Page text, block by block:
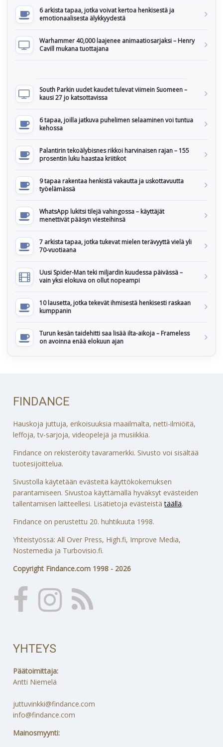
6 arkista tapaa, jotka voivat kertoa henkisestä ja
emotionaalisesta älykkyydestä
Warhammer 40,000 laajenee animaatiosarjaksi – Henry
Cavill mukana tuottajana
South Parkin uudet kaudet tulevat viimein Suomeen –
kausi 27 jo katsottavissa
6 tapaa, joilla jatkuva puhelimen selaaminen voi tuntua
kehossa
Palantirin tekoälybisnes rikkoi harvinaisen rajan – 155
prosentin luku haastaa kriitikot
9 tapaa rakentaa henkistä vakautta ja uskottavuutta
työelämässä
WhatsApp lukitsi tilejä vahingossa – käyttäjät
menettivät pääsyn viesteihinsä
7 arkista tapaa, jotka tukevat mielen terävyyttä vielä yli
70-vuotiaana
Uusi Spider-Man teki miljardin kuudessa päivässä –
vain yksi elokuva on ollut nopeampi
10 lausetta, jotka tekevät ihmisestä henkisesti raskaan
kumppanin
Turun kesän taidehitti saa lisää ilta-aikoja – Frameless
on avoinna enää elokuun ajan
FINDANCE
Hauskoja juttuja, erikoisuuksia maailmalta, netti-ilmiöitä,
leffoja, tv-sarjoja, videopelejä ja musiikkia.
Findance on rekisteröity tavaramerkki. Sivusto voi sisältää
tuotesijoittelua.
Sivustolla käytetään evästeitä käyttökokemuksen
parantamiseen. Sivustoa käyttämällä hyväksyt evästeiden
tallentamisen laitteellesi. Lisätietoja evästeistätäällä.
Findance on perustettu 20. huhtikuuta 1998.
Yhteistyössä: All Over Press, High.fi, Improve Media,
Nostemedia ja Turbovisio.fi.
Copyright Findance.com 1998 - 2026
YHTEYS
Päätoimittaja:
Antti Niemelä
juttuvinkki@findance.com
info@findance.com
Mainosmyynti: